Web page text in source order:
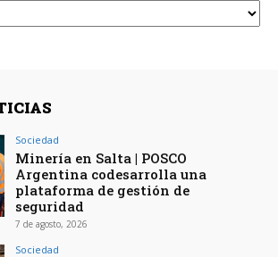
Sociedad
Minería en Salta | POSCO
Argentina codesarrolla una
plataforma de gestión de
seguridad
7 de agosto, 2026
Sociedad